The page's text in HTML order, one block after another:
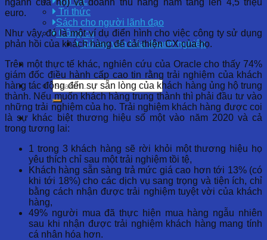
Tri thức
Sách cho người lãnh đạo
Công cụ
Sổ tay văn hóa doanh nghiệp
ngành của họ) và doanh thu hàng năm tăng lên 4,5 triệu
euro.
Như vậy, đó là một ví dụ điển hình cho việc công ty sử dụng
phản hồi của khách hàng để cải thiện CX của họ.
Trên một thực tế khác, nghiên cứu của Oracle cho thấy 74%
giám đốc điều hành cấp cao tin rằng trải nghiệm của khách
hàng tác động đến sự sẵn lòng của khách hàng ủng hộ trung
thành. Nếu muốn khách hàng trung thành thì phải đầu tư vào
những trải nghiệm của họ. Trải nghiệm khách hàng được coi
là sự khác biệt thương hiệu số một vào năm 2020 và cả
trong tương lai:
1 trong 3 khách hàng sẽ rời khỏi một thương hiệu họ
yêu thích chỉ sau một trải nghiệm tồi tệ,
Khách hàng sẵn sàng trả mức giá cao hơn tới 13% (có
khi tới 18%) cho các dịch vụ sang trọng và tiện ích, chỉ
bằng cách nhận được trải nghiệm tuyệt vời của khách
hàng,
49% người mua đã thực hiện mua hàng ngẫu nhiên
sau khi nhận được trải nghiệm khách hàng mang tính
cá nhân hóa hơn.